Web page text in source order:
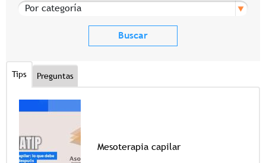
Por categoría
Tips Preguntas
Mesoterapia capilar